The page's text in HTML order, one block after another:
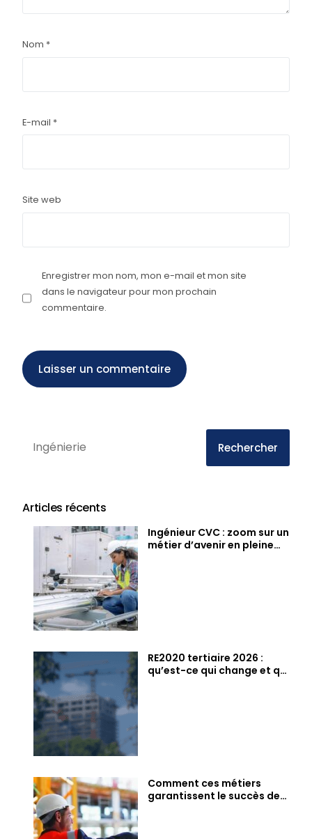
Nom *
E-mail *
Site web
Enregistrer mon nom, mon e-mail et mon site
dans le navigateur pour mon prochain
commentaire.
Rechercher
Articles récents
Ingénieur CVC : zoom sur un
métier d’avenir en pleine
RE2020 tertiaire 2026 :
qu’est-ce qui change et qui
Comment ces métiers
garantissent le succès de